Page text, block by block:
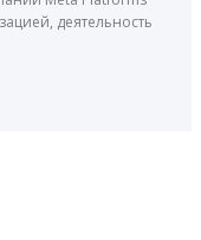
деятельность